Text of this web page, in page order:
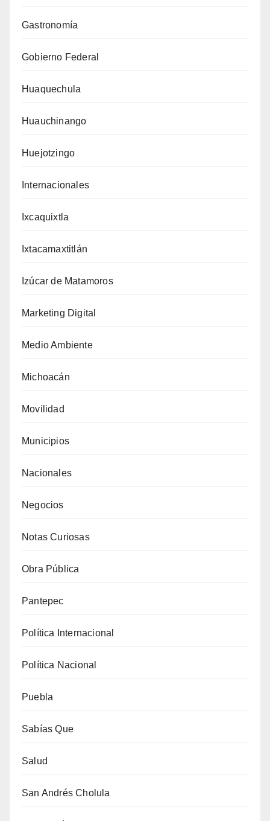
Gastronomía
Gobierno Federal
Huaquechula
Huauchinango
Huejotzingo
Internacionales
Ixcaquixtla
Ixtacamaxtitlán
Izúcar de Matamoros
Marketing Digital
Medio Ambiente
Michoacán
Movilidad
Municipios
Nacionales
Negocios
Notas Curiosas
Obra Pública
Pantepec
Política Internacional
Política Nacional
Puebla
Sabías Que
Salud
San Andrés Cholula